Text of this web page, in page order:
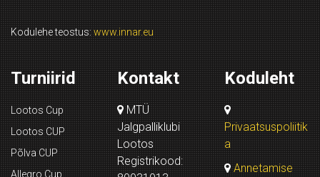
Kodulehe teostus: www.innar.eu
Turniirid
Lootos Cup
Lootos CUP
Põlva CUP
Allegro Cup
Kontakt
MTÜ
Jalgpalliklubi
Lootos
Registrikood:
Koduleht
Privaatsuspoliitik
a
Annetamise